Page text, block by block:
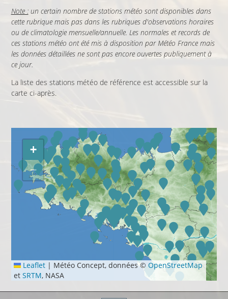
Note :un certain nombre de stations météo sont disponibles dans
cette rubrique mais pas dans les rubriques d'observations horaires
ou de climatologie mensuelle/annuelle. Les normales et records de
ces stations météo ont été mis à disposition par Météo France mais
les données détaillées ne sont pas encore ouvertes publiquement à
ce jour.
La liste des stations météo de référence est accessible sur la
carte ci-après.
+
−
Leaflet | Météo Concept, données © OpenStreetMap
et SRTM, NASA